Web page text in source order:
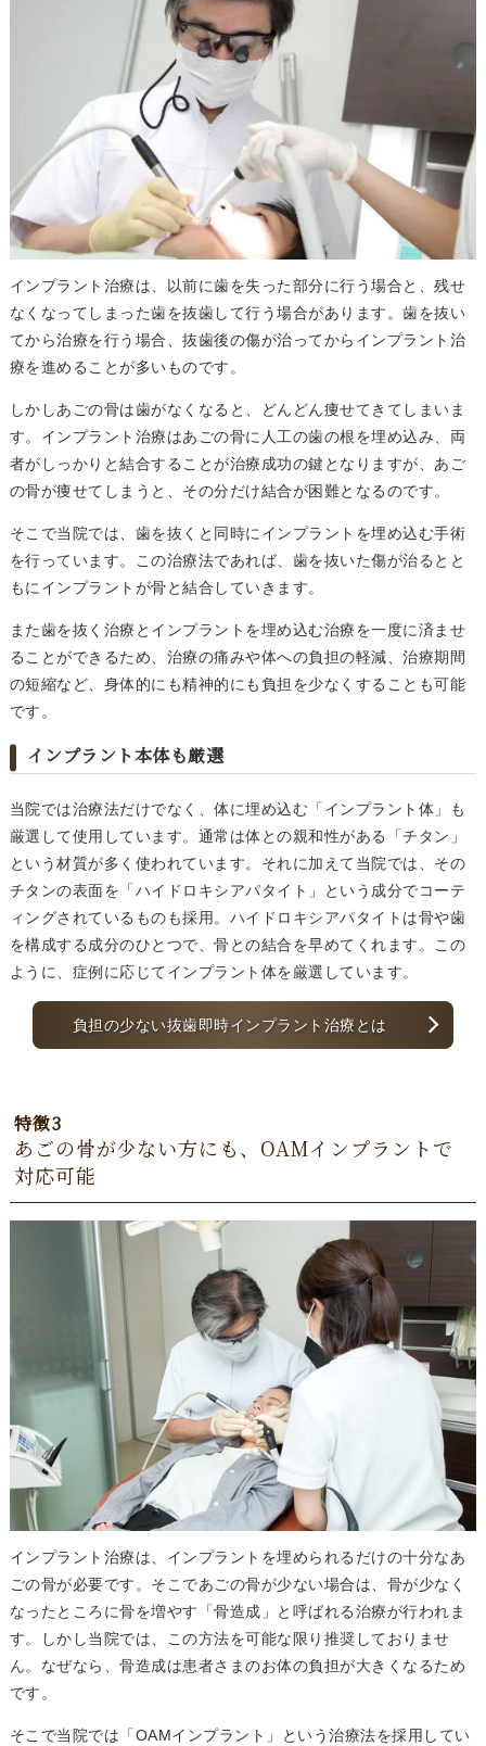
インプラント治療は、以前に歯を失った部分に行う場合と、残せ
なくなってしまった歯を抜歯して行う場合があります。歯を抜い
てから治療を行う場合、抜歯後の傷が治ってからインプラント治
療を進めることが多いものです。
しかしあごの骨は歯がなくなると、どんどん痩せてきてしまいま
す。インプラント治療はあごの骨に人工の歯の根を埋め込み、両
者がしっかりと結合することが治療成功の鍵となりますが、あご
の骨が痩せてしまうと、その分だけ結合が困難となるのです。
そこで当院では、歯を抜くと同時にインプラントを埋め込む手術
を行っています。この治療法であれば、歯を抜いた傷が治るとと
もにインプラントが骨と結合していきます。
また歯を抜く治療とインプラントを埋め込む治療を一度に済ませ
ることができるため、治療の痛みや体への負担の軽減、治療期間
の短縮など、身体的にも精神的にも負担を少なくすることも可能
です。
インプラント本体も厳選
当院では治療法だけでなく、体に埋め込む「インプラント体」も
厳選して使用しています。通常は体との親和性がある「チタン」
という材質が多く使われています。それに加えて当院では、その
チタンの表面を「ハイドロキシアパタイト」という成分でコーテ
ィングされているものも採用。ハイドロキシアパタイトは骨や歯
を構成する成分のひとつで、骨との結合を早めてくれます。この
ように、症例に応じてインプラント体を厳選しています。
負担の少ない抜歯即時インプラント治療とは
特徴3
あごの骨が少ない方にも、OAMインプラントで
対応可能
インプラント治療は、インプラントを埋められるだけの十分なあ
ごの骨が必要です。そこであごの骨が少ない場合は、骨が少なく
なったところに骨を増やす「骨造成」と呼ばれる治療が行われま
す。しかし当院では、この方法を可能な限り推奨しておりませ
ん。なぜなら、骨造成は患者さまのお体の負担が大きくなるため
です。
そこで当院では「OAMインプラント」という治療法を採用してい